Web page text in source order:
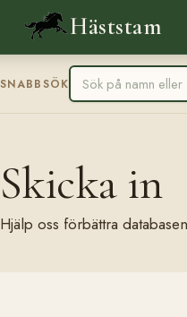
Häststam
SNABBSÖK
Skicka in
Hjälp oss förbättra